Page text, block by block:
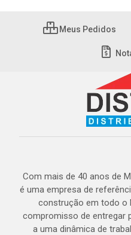
Meus Pedidos
Com mais de 40 anos de
é uma empresa de
construção em todo o
compromisso de entregar
a uma dinâmica de